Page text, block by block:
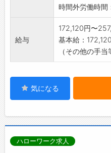
時間外労働時間
給与
172,120円〜
基本給：
（その他の手
気になる
ハローワーク求人